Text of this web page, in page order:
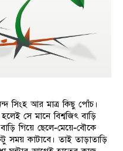
সিংহ আর মাত্র কিছু পোঁচ।
সে মানে বিশ্বজিৎ বাড়ি
গিয়ে ছেলে-মেয়ে-বৌকে
সময় কাটাবে। তাই তাড়াতাড়ি